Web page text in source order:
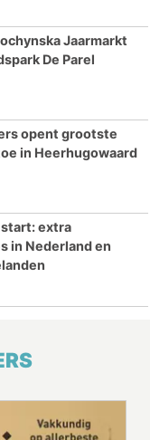
Jaarmarkt
De Parel
opent grootste
in Heerhugowaard
extra
in Nederland en